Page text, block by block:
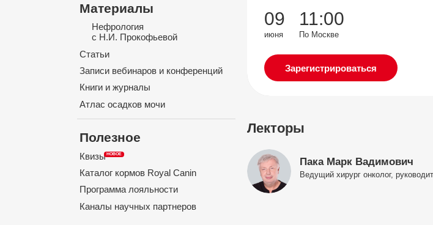
Материалы
Нефрология
с Н.И. Прокофьевой
Статьи
Записи вебинаров и конференций
Книги и журналы
Атлас осадков мочи
Полезное
Квизы
Каталог кормов Royal Canin
Программа лояльности
Каналы научных партнеров
09
июня
11:00
По Москве
Зарегистрироваться
Лекторы
Пака Марк Вадимович
Ведущий хирург онколог,